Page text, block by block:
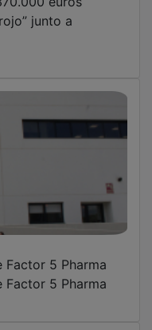
junto a
Factor 5 Pharma